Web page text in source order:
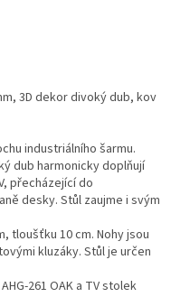
3D dekor divoký dub, kov
industriálního šarmu.
dub harmonicky doplňují
přecházející do
desky. Stůl zaujme i svým
tloušťku 10 cm. Nohy jsou
kluzáky. Stůl je určen
261 OAK a TV stolek